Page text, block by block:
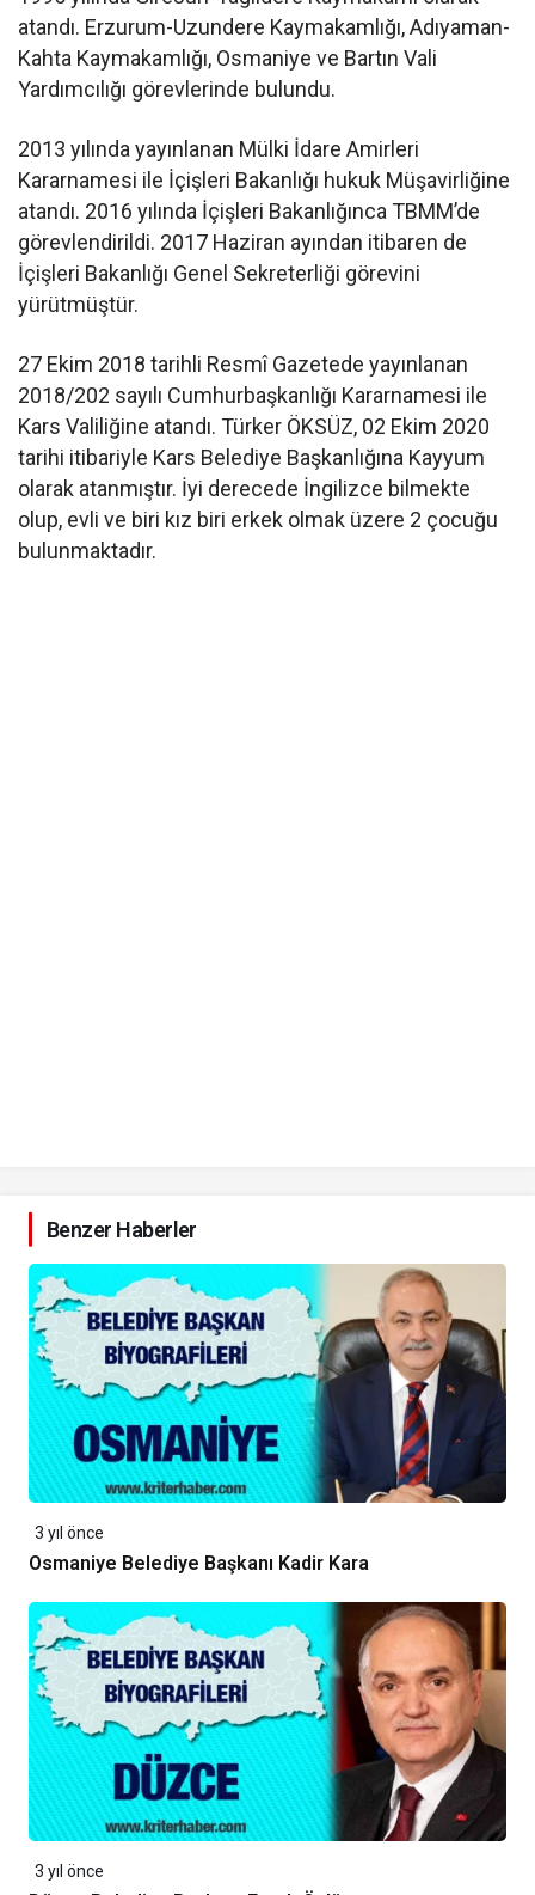
atandı. Erzurum-Uzundere Kaymakamlığı, Adıyaman-
Kahta Kaymakamlığı, Osmaniye ve Bartın Vali
Yardımcılığı görevlerinde bulundu.
2013 yılında yayınlanan Mülki İdare Amirleri
Kararnamesi ile İçişleri Bakanlığı hukuk Müşavirliğine
atandı. 2016 yılında İçişleri Bakanlığınca TBMM’de
görevlendirildi. 2017 Haziran ayından itibaren de
İçişleri Bakanlığı Genel Sekreterliği görevini
yürütmüştür.
27 Ekim 2018 tarihli Resmî Gazetede yayınlanan
2018/202 sayılı Cumhurbaşkanlığı Kararnamesi ile
Kars Valiliğine atandı. Türker ÖKSÜZ, 02 Ekim 2020
tarihi itibariyle Kars Belediye Başkanlığına Kayyum
olarak atanmıştır. İyi derecede İngilizce bilmekte
olup, evli ve biri kız biri erkek olmak üzere 2 çocuğu
bulunmaktadır.
Benzer Haberler
3 yıl önce
Osmaniye Belediye Başkanı Kadir Kara
3 yıl önce